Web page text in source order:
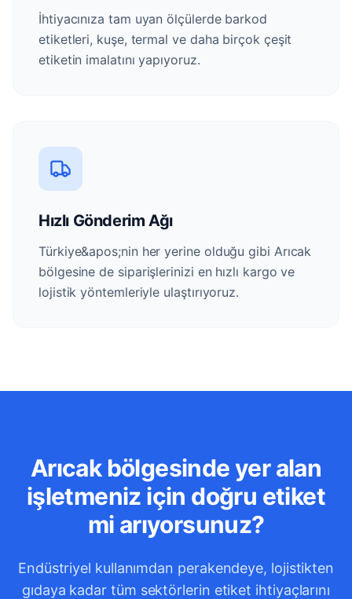
İhtiyacınıza tam uyan ölçülerde barkod
etiketleri, kuşe, termal ve daha birçok çeşit
etiketin imalatını yapıyoruz.
Hızlı Gönderim Ağı
Türkiye&apos;nin her yerine olduğu gibi Arıcak
bölgesine de siparişlerinizi en hızlı kargo ve
lojistik yöntemleriyle ulaştırıyoruz.
Arıcak bölgesinde yer alan
işletmeniz için doğru etiket
mi arıyorsunuz?
Endüstriyel kullanımdan perakendeye, lojistikten
gıdaya kadar tüm sektörlerin etiket ihtiyaçlarını